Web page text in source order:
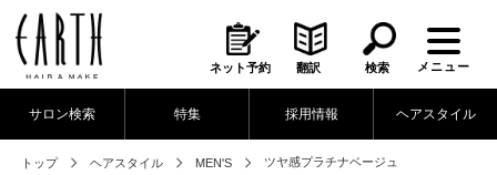
ネット予約 翻訳 検索 メニュー
サロン検索 特集 採用情報 ヘアスタイル
トップ ヘアスタイル MEN'S ツヤ感プラチナベージュ